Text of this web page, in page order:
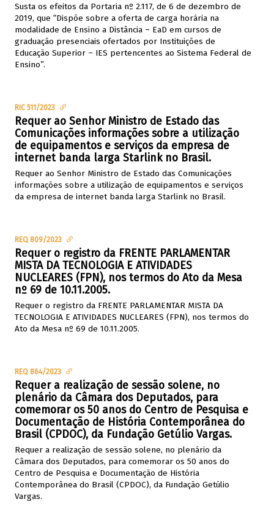
Susta os efeitos da Portaria nº 2.117, de 6 de dezembro de
2019, que “Dispõe sobre a oferta de carga horária na
modalidade de Ensino a Distância – EaD em cursos de
graduação presenciais ofertados por Instituições de
Educação Superior – IES pertencentes ao Sistema Federal de
Ensino”.
RIC 511/2023
Requer ao Senhor Ministro de Estado das
Comunicações informações sobre a utilização
de equipamentos e serviços da empresa de
internet banda larga Starlink no Brasil.
Requer ao Senhor Ministro de Estado das Comunicações
informações sobre a utilização de equipamentos e serviços
da empresa de internet banda larga Starlink no Brasil.
REQ 809/2023
Requer o registro da FRENTE PARLAMENTAR
MISTA DA TECNOLOGIA E ATIVIDADES
NUCLEARES (FPN), nos termos do Ato da Mesa
nº 69 de 10.11.2005.
Requer o registro da FRENTE PARLAMENTAR MISTA DA
TECNOLOGIA E ATIVIDADES NUCLEARES (FPN), nos termos do
Ato da Mesa nº 69 de 10.11.2005.
REQ 864/2023
Requer a realização de sessão solene, no
plenário da Câmara dos Deputados, para
comemorar os 50 anos do Centro de Pesquisa e
Documentação de História Contemporânea do
Brasil (CPDOC), da Fundação Getúlio Vargas.
Requer a realização de sessão solene, no plenário da
Câmara dos Deputados, para comemorar os 50 anos do
Centro de Pesquisa e Documentação de História
Contemporânea do Brasil (CPDOC), da Fundação Getúlio
Vargas.